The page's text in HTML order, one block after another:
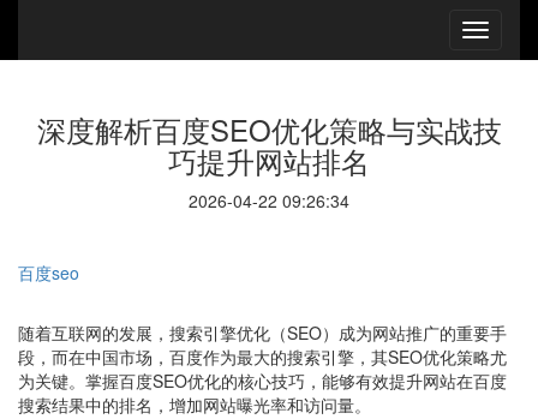
深度解析百度SEO优化策略与实战技
巧提升网站排名
2026-04-22 09:26:34
百度seo
随着互联网的发展，搜索引擎优化（SEO）成为网站推广的重要手
段，而在中国市场，百度作为最大的搜索引擎，其SEO优化策略尤
为关键。掌握百度SEO优化的核心技巧，能够有效提升网站在百度
搜索结果中的排名，增加网站曝光率和访问量。